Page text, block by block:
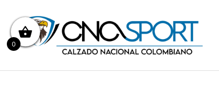
contenido
0